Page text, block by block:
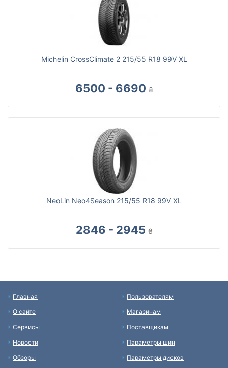
Michelin CrossClimate 2 215/55 R18 99V XL
6500 - 6690 ₴
NeoLin Neo4Season 215/55 R18 99V XL
2846 - 2945 ₴
Главная
О сайте
Сервисы
Новости
Обзоры
Пользователям
Магазинам
Поставщикам
Параметры шин
Параметры дисков